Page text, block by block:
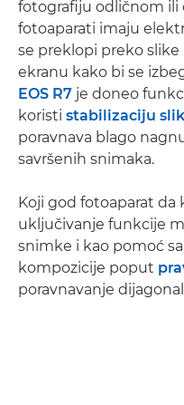
fotografiju odličnom ili
fotoaparati imaju
se preklopi preko
ekranu kako bi se
EOS R7 je doneo
koristi stabilizaciju
poravnava blago
savršenih snimaka.
Koji god fotoaparat da
uključivanje funkcije
snimke i kao pomoć
kompozicije poput
poravnavanje